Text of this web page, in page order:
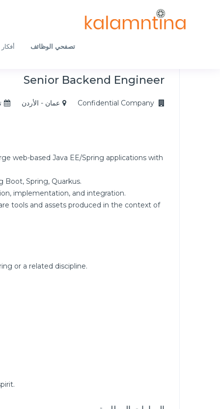
تصفحي الوظائف
Senior Backend Engineer
عمان - الأردن
web-based Java EE/Spring applications with
Boot, Spring, Quarkus.
implementation, and integration.
tools and assets produced in the context of
or a related discipline.